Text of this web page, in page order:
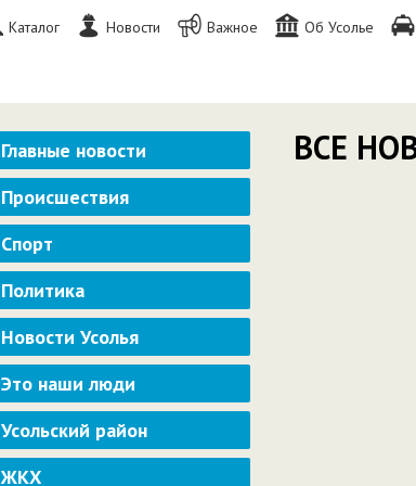
Каталог Новости Важное Об Усолье
Главные новости
Происшествия
Спорт
Политика
Новости Усолья
Это наши люди
Усольский район
ЖКХ
ВСЕ